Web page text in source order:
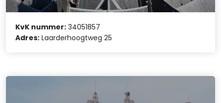
KvK nummer: 34051857
Adres: Laarderhoogtweg 25